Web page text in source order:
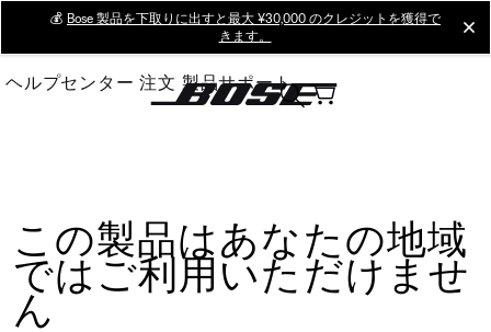
Main
💰 Bose 製品を下取りに出すと最大 ¥30,000 のクレジットを獲得で
きます。
ヘルプセンター 注文 製品サポート
この製品はあなたの地域
ではご利用いただけませ
ん